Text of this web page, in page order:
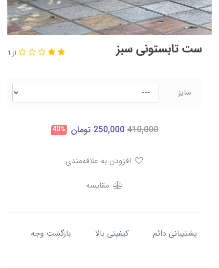
ست تابستونی سبز از 1
سایز
410,000
250,000 تومان 40%
مقایسه
پشتیبانی دائم کیفیتی بالا بازگشت وجه